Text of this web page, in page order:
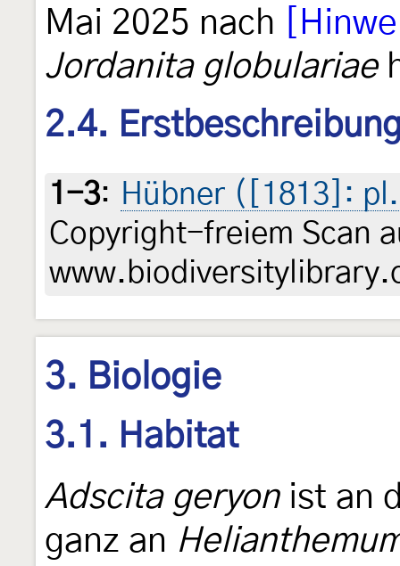
Mai 2025 nach
Jordanita globulariae
2.4.
1-3: Hübner ([1813]:
Copyright-freiem Scan
3. Biologie
3.1. Habitat
Adscita geryonist an
ganz an